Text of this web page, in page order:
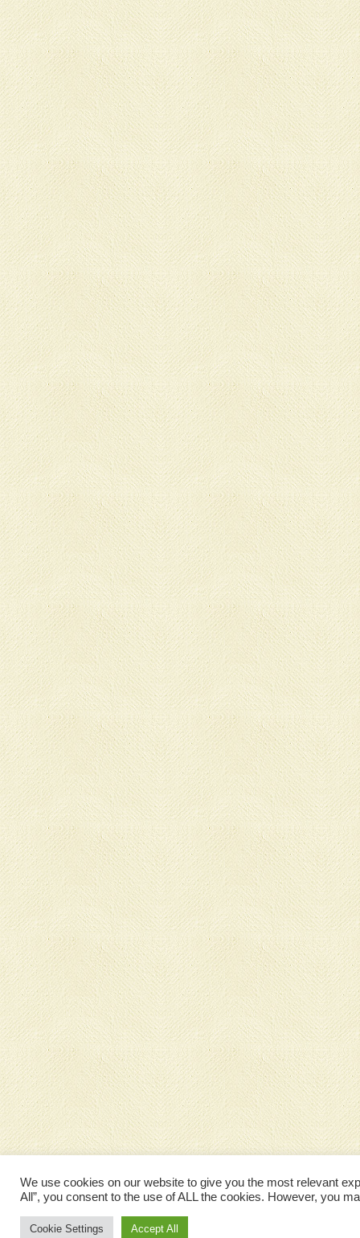
We use cookies on our website to give you the most relevant
All”, you consent to the use of ALL the cookies. However, you
Cookie Settings Accept All